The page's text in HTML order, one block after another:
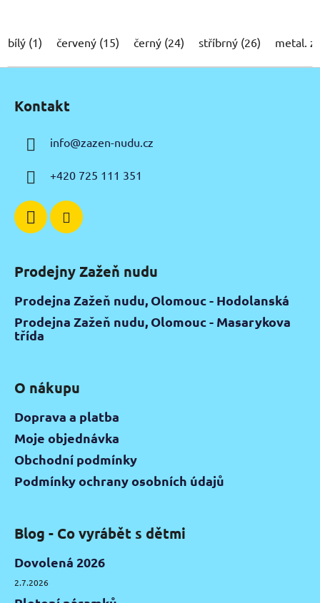
bílý (1) červený (15) černý (24) stříbrný (26) metal.
Kontakt
info@zazen-nudu.cz
+420 725 111 351
Prodejny Zažeň nudu
Prodejna Zažeň nudu, Olomouc - Hodolanská
Prodejna Zažeň nudu, Olomouc - Masarykova
třída
O nákupu
Doprava a platba
Moje objednávka
Obchodní podmínky
Podmínky ochrany osobních údajů
Blog - Co vyrábět s dětmi
Dovolená 2026
2.7.2026